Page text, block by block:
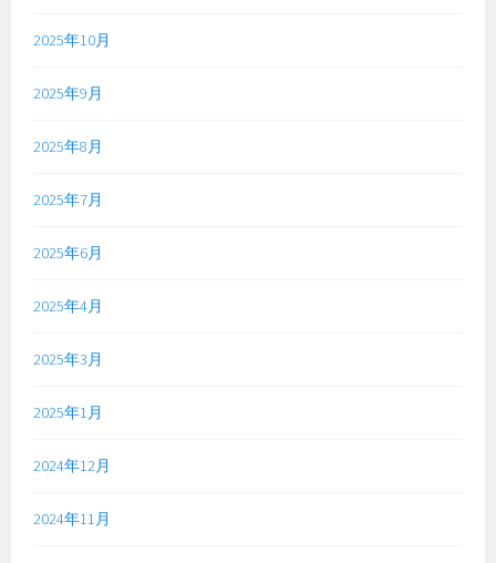
2025年10月
2025年9月
2025年8月
2025年7月
2025年6月
2025年4月
2025年3月
2025年1月
2024年12月
2024年11月